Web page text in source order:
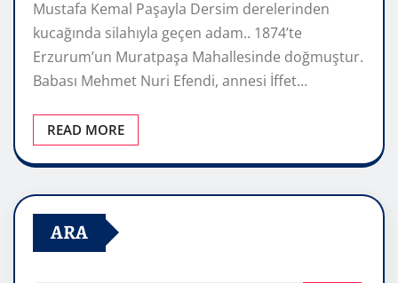
Mustafa Kemal Paşayla Dersim derelerinden
kucağında silahıyla geçen adam.. 1874’te
Erzurum’un Muratpaşa Mahallesinde doğmuştur.
Babası Mehmet Nuri Efendi, annesi İffet…
READ MORE
ARA